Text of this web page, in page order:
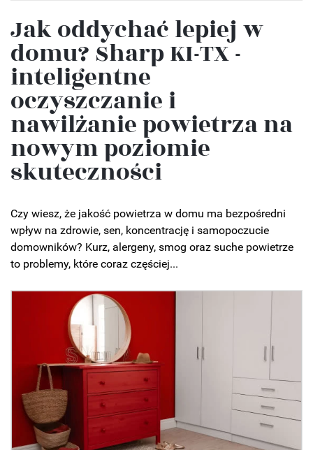
Jak oddychać lepiej w
domu? Sharp KI-TX -
inteligentne
oczyszczanie i
nawilżanie powietrza na
nowym poziomie
skuteczności
Czy wiesz, że jakość powietrza w domu ma bezpośredni
wpływ na zdrowie, sen, koncentrację i samopoczucie
domowników? Kurz, alergeny, smog oraz suche powietrze
to problemy, które coraz częściej...